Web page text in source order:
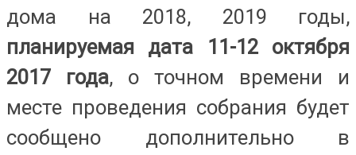
дома на 2018, 2019 годы,
планируемая дата 11-12 октября
2017 года, о точном времени и
месте проведения собрания будет
сообщено дополнительно в